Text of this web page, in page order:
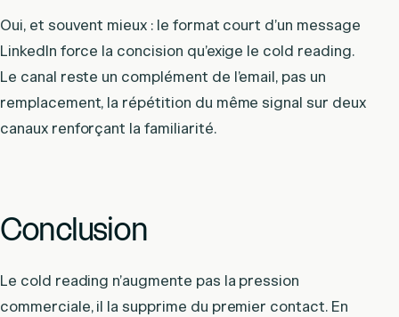
Oui, et souvent mieux : le format court d’un message
LinkedIn force la concision qu’exige le cold reading.
Le canal reste un complément de l’email, pas un
remplacement, la répétition du même signal sur deux
canaux renforçant la familiarité.
Conclusion
Le cold reading n’augmente pas la pression
commerciale, il la supprime du premier contact. En